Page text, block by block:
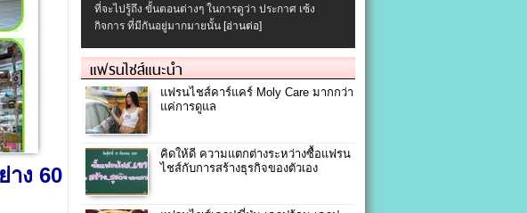
ง 60
ที่จะไปรู้ถึง ขั้นตอนต่างๆ ในการดูว่า ประกาศ เซ้ง
กิจการ ที่มีกันอยู่มากมายนั้น [อ่านต่อ]
แฟรนไชส์แนะนำ
แฟรนไชส์คาร์แคร์ Moly Care มากกว่า
แค่การดูแล
คิดให้ดี ความแตกต่างระหว่างซื้อแฟรน
ไชส์กับการสร้างธุรกิจของตัวเอง